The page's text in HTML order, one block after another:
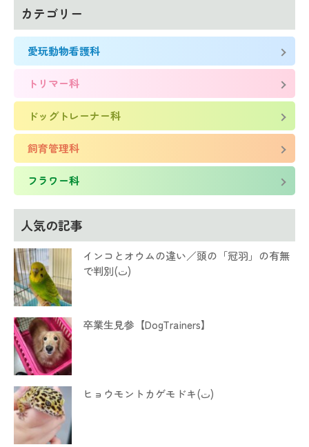
カテゴリー
愛玩動物看護科
トリマー科
ドッグトレーナー科
飼育管理科
フラワー科
人気の記事
インコとオウムの違い／頭の「冠羽」の有無
で判別(ت)
卒業生見参【DogTrainers】
ヒョウモントカゲモドキ(ت)